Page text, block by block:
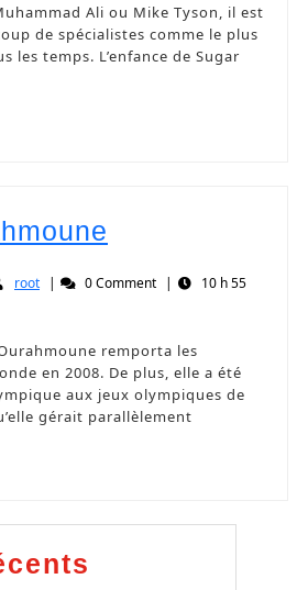
de spécialistes comme le plus
les temps. L’enfance de Sugar
root | 0 Comment |
10 h 55
en 2008. De plus, elle a été
aux jeux olympiques de
gérait parallèlement